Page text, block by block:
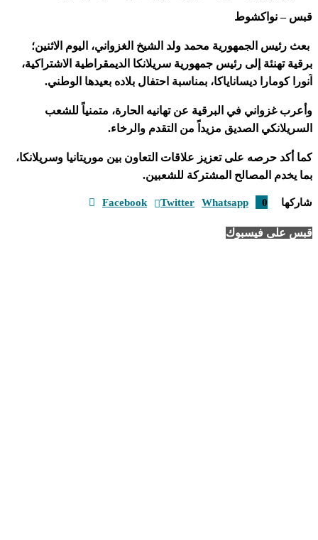
قبس – نواكشوط
بعث رئيس الجمهورية محمد ولد الشيخ الغزواني، اليوم الاثنين؛
برقية تهنئة إلى رئيس جمهورية سريلانكا الديمقراطية الاشتراكية،
آنورا كومارا ديساناياكا، بمناسبة احتفال بلاده بعيدها الوطني.
وأعرب غزواني في البرقية عن تهانيه الحارة، متمنياً للشعب
السريلانكي الصديق مزيداً من التقدم والرخاء.
كما أكد حرصه على تعزيز علاقات التعاون بين موريتانيا وسريلانكا،
بما يخدم المصالح المشتركة للشعبين.
شاركها 0
Facebook Twitter Whatsapp
قبس على فيسبوك